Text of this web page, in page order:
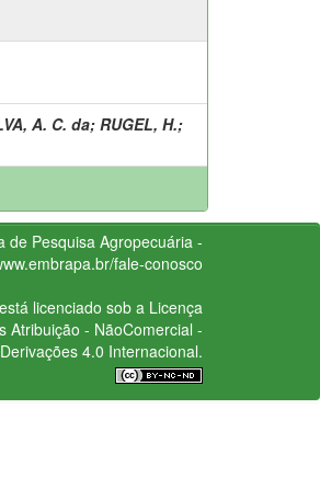
A. C. da; RUGEL, H.;
de Pesquisa Agropecuária -
fale-conosco
licenciado sob a Licença
Atribuição - NãoComercial -
4.0 Internacional.